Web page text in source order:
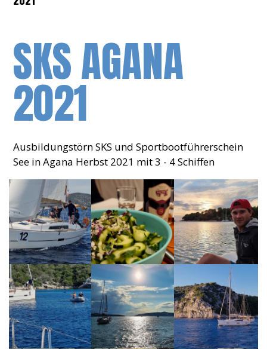
SKS AGANA
2021
Ausbildungstörn SKS und Sportbootführerschein
See in Agana Herbst 2021 mit 3 - 4 Schiffen